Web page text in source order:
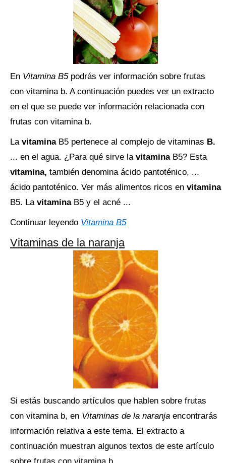
En Vitamina B5podrás ver información sobre frutas
con vitamina b. A continuación puedes ver un extracto
en el que se puede ver información relacionada con
frutas con vitamina b.
La vitamina B5 pertenece al complejo de vitaminas B.
... en el agua. ¿Para qué sirve la vitamina B5? Esta
vitamina, también denomina ácido pantoténico, ...
ácido pantoténico. Ver más alimentos ricos en vitamina
B5. La vitamina B5 y el acné ...
Continuar leyendo Vitamina B5
Vitaminas de la naranja
Si estás buscando artículos que hablen sobre frutas
con vitamina b, en Vitaminas de la naranja encontrarás
información relativa a este tema. El extracto a
continuación muestran algunos textos de este artículo